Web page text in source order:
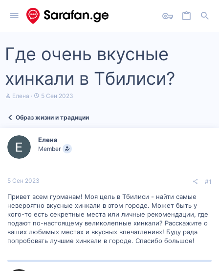
Где очень вкусные
хинкали в Тбилиси?
А
т
м
ы
Елена
Д
а
ч
а
5 Сен 2023
Образ жизни и традиции
Елена
Member
5 Сен 2023 #1
Привет всем гурманам! Моя цель в Тбилиси - найти самые
невероятно вкусные хинкали в этом городе. Может быть у
кого-то есть секретные места или личные рекомендации, где
подают по-настоящему великолепные хинкали? Расскажите о
ваших любимых местах и вкусных впечатлениях! Буду рада
попробовать лучшие хинкали в городе. Спасибо большое!